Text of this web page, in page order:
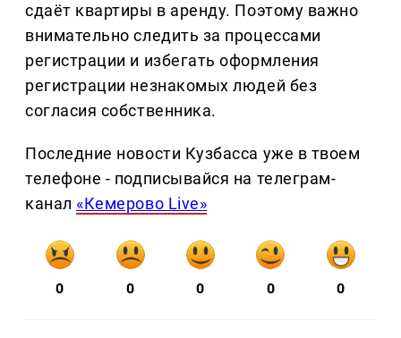
сдаёт квартиры в аренду. Поэтому важно
внимательно следить за процессами
регистрации и избегать оформления
регистрации незнакомых людей без
согласия собственника.
Последние новости Кузбасса уже в твоем
телефоне - подписывайся на телеграм-
канал «Кемерово Live»
0 0 0 0 0